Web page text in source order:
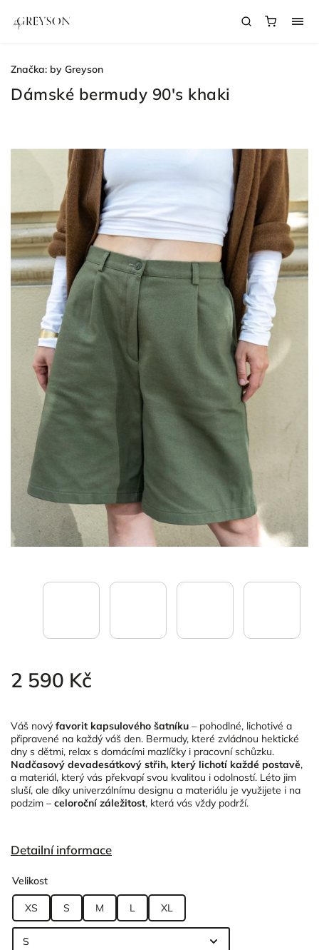
Dámské bermudy 90's khaki
2 590 Kč
Váš nový favorit kapsulového šatníku – pohodlné, lichotivé a
připravené na každý váš den. Bermudy, které zvládnou hektické
dny s dětmi, relax s domácími mazlíčky i pracovní schůzku.
Nadčasový devadesátkový střih, který lichotí každé postavě,
a materiál, který vás překvapí svou kvalitou i odolností. Léto jim
sluší, ale díky univerzálnímu designu a materiálu je využijete i na
podzim – celoroční záležitost, která vás vždy podrží.
Detailní informace
Značka: by Greyson
Velikost
XS S M L XL